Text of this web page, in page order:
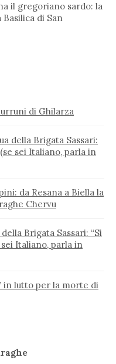
il gregoriano sardo: la
di San
di Ghilarza
della Brigata Sassari:
sei Italiano, parla in
da Resana a Biella la
Chervu
Brigata Sassari: “Si
Italiano, parla in
in lutto per la morte di